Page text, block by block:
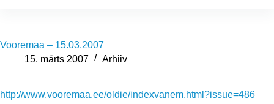
Vooremaa – 15.03.2007
15. märts 2007
Arhiiv
http://www.vooremaa.ee/oldie/indexvanem.html?issue=486